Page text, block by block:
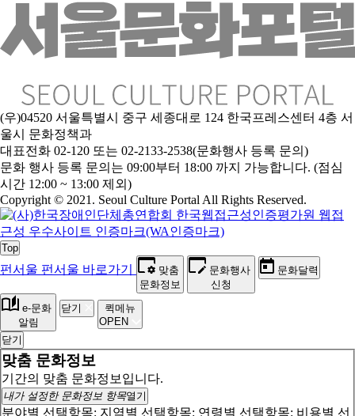
(우)04520 서울특별시 중구 세종대로 124 한국프레스센터 4층 서
울시 문화정책과
대표전화 02-120 또는 02-2133-2538(문화행사 등록 문의)
문화 행사 등록 문의는 09:00부터 18:00 까지 가능합니다. (점심
시간 12:00 ~ 13:00 제외)
Copyright © 2021. Seoul Culture Portal All Rights Reserved.
Top
펀서울 펀서울 바로가기
맞춤
문화정보
문화행사
신청
문화달력
e-문화
알림
닫기
퀵메뉴
OPEN
닫기
맞춤 문화정보
기간의 맞춤 문화정보입니다.
내가 설정한 문화정보 항목열기
분야별 선택항목: 지역별 선택항목: 연령별 선택항목: 비용별 선